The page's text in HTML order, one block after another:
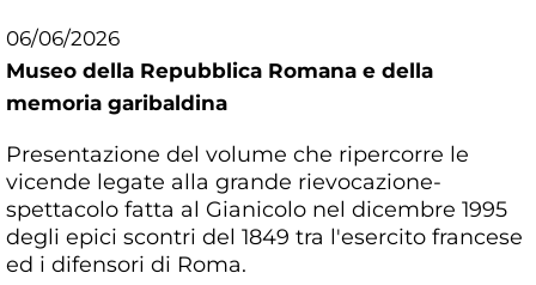
06/06/2026
Museo della Repubblica Romana e della
memoria garibaldina
Presentazione del volume che ripercorre le
vicende legate alla grande rievocazione-
spettacolo fatta al Gianicolo nel dicembre 1995
degli epici scontri del 1849 tra l'esercito francese
ed i difensori di Roma.